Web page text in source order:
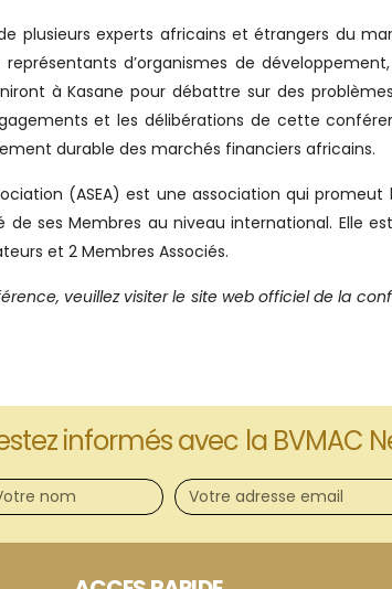
plusieurs experts africains et étrangers du
d’organismes de
à Kasane pour débattre sur des
et les délibérations de cette
durable des marchés financiers africains.
(ASEA) est une association qui
ses Membres au niveau international. Elle
et 2 Membres Associés.
veuillez visiter le site web officiel de la
informés avec la BVMAC